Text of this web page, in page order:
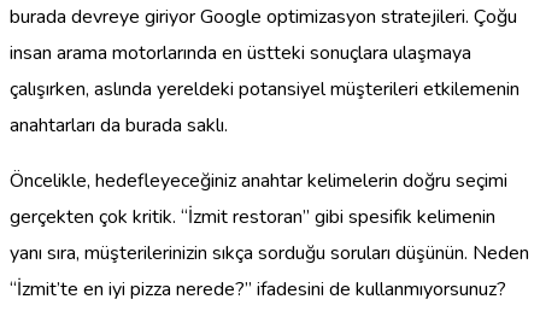
burada devreye giriyor Google optimizasyon stratejileri. Çoğu
insan arama motorlarında en üstteki sonuçlara ulaşmaya
çalışırken, aslında yereldeki potansiyel müşterileri etkilemenin
anahtarları da burada saklı.
Öncelikle, hedefleyeceğiniz anahtar kelimelerin doğru seçimi
gerçekten çok kritik. “İzmit restoran” gibi spesifik kelimenin
yanı sıra, müşterilerinizin sıkça sorduğu soruları düşünün. Neden
“İzmit’te en iyi pizza nerede?” ifadesini de kullanmıyorsunuz?